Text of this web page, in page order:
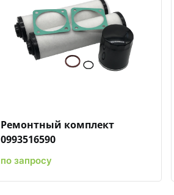
Быстрый просмотрДобавить к сравнению
Добавить в избранное
Ремонтный комплект
0993516590
по запросу